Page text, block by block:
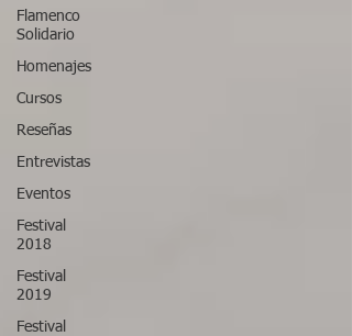
Flamenco
Solidario
Homenajes
Cursos
Reseñas
Entrevistas
Eventos
Festival
2018
Festival
2019
Festival